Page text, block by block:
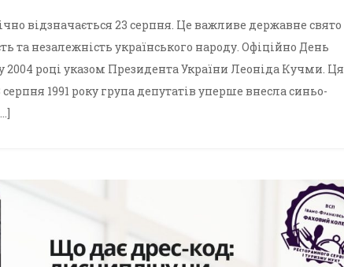
відзначається 23 серпня. Це важливе державне свято
та незалежність українського народу. Офіційно День
2004 році указом Президента України Леоніда Кучми. Ця
1991 року група депутатів уперше внесла синьо-